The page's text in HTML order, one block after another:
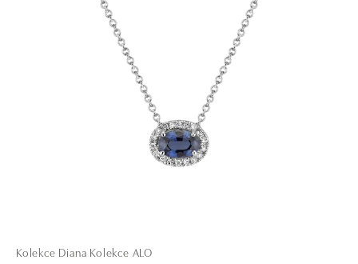
Kolekce Diana Kolekce ALO